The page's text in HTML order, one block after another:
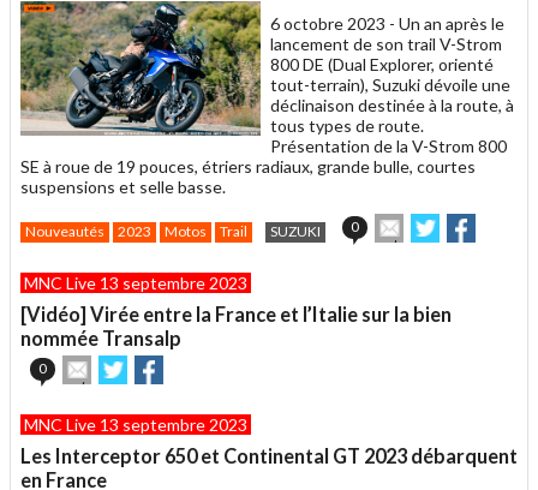
6 octobre 2023 - Un an après le
lancement de son trail V-Strom
800 DE (Dual Explorer, orienté
tout-terrain), Suzuki dévoile une
déclinaison destinée à la route, à
tous types de route.
Présentation de la V-Strom 800
SE à roue de 19 pouces, étriers radiaux, grande bulle, courtes
suspensions et selle basse.
Nouveautés 2023 Motos Trail SUZUKI 0
Envoyer
cet
ami
Partager
sur sur
MNC Live 13 septembre 2023
[Vidéo] Virée entre la France et l’Italie sur la bien
nommée Transalp
0
Envoyer
cet
à
un
ami
Partager
sur sur
MNC Live 13 septembre 2023
Les Interceptor 650 et Continental GT 2023 débarquent
en France